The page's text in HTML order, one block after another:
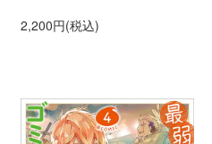
2,200円(税込)